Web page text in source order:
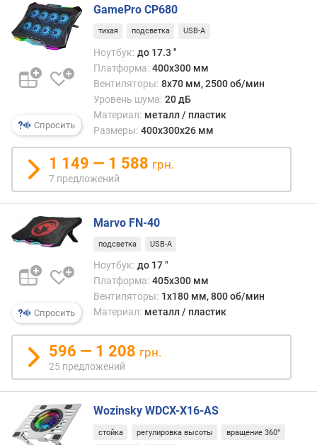
o
w
e
D
e
v
y
к
а
р
т
и
д
р
ш
и
р
и
н
а
(
Спросить
GamePro CP680
тихая подсветка USB-A
Ноутбук: до 17.3 "
Платформа: 400х300 мм
Вентиляторы: 8х70 мм, 2500 об/мин
Уровень шума: 20 дБ
Материал: металл / пластик
Размеры: 400х300х26 мм
1 149 — 1 588 грн.
7 предложений
Спросить
Marvo FN-40
подсветка USB-A
Ноутбук: до 17 "
Платформа: 405х300 мм
Вентиляторы: 1x180 мм, 800 об/мин
Материал: металл / пластик
596 — 1 208 грн.
25 предложений
Wozinsky WDCX-X16-AS
стойка регулировка высоты вращение 360°